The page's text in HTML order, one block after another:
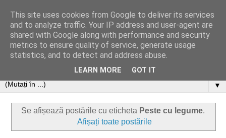
▼
Se afișează postările cu eticheta Peste cu legume.
Afișați toate postările
This site uses cookies from Google to deliver its services
and to analyze traffic. Your IP address and user-agent are
shared with Google along with performance and security
metrics to ensure quality of service, generate usage
statistics, and to detect and address abuse.
LEARN MORE GOT IT